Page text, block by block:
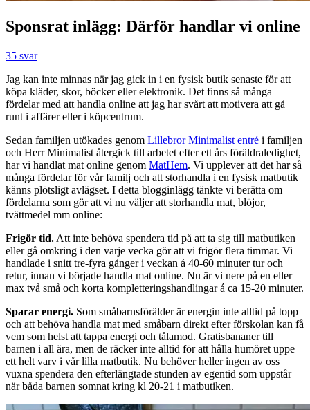
Sponsrat inlägg: Därför handlar vi online
35 svar
Jag kan inte minnas när jag gick in i en fysisk butik senaste för att
köpa kläder, skor, böcker eller elektronik. Det finns så många
fördelar med att handla online att jag har svårt att motivera att gå
runt i affärer eller i köpcentrum.
Sedan familjen utökades genom Lillebror Minimalist entré i familjen
och Herr Minimalist återgick till arbetet efter ett års föräldraledighet,
har vi handlat mat online genom MatHem. Vi upplever att det har så
många fördelar för vår familj och att storhandla i en fysisk matbutik
känns plötsligt avlägset. I detta blogginlägg tänkte vi berätta om
fördelarna som gör att vi nu väljer att storhandla mat, blöjor,
tvättmedel mm online:
Frigör tid. Att inte behöva spendera tid på att ta sig till matbutiken
eller gå omkring i den varje vecka gör att vi frigör flera timmar. Vi
handlade i snitt tre-fyra gånger i veckan á 40-60 minuter tur och
retur, innan vi började handla mat online. Nu är vi nere på en eller
max två små och korta kompletteringshandlingar á ca 15-20 minuter.
Sparar energi. Som småbarnsförälder är energin inte alltid på topp
och att behöva handla mat med småbarn direkt efter förskolan kan få
vem som helst att tappa energi och tålamod. Gratisbananer till
barnen i all ära, men de räcker inte alltid för att hålla humöret uppe
ett helt varv i vår lilla matbutik. Nu behöver heller ingen av oss
vuxna spendera den efterlängtade stunden av egentid som uppstår
när båda barnen somnat kring kl 20-21 i matbutiken.